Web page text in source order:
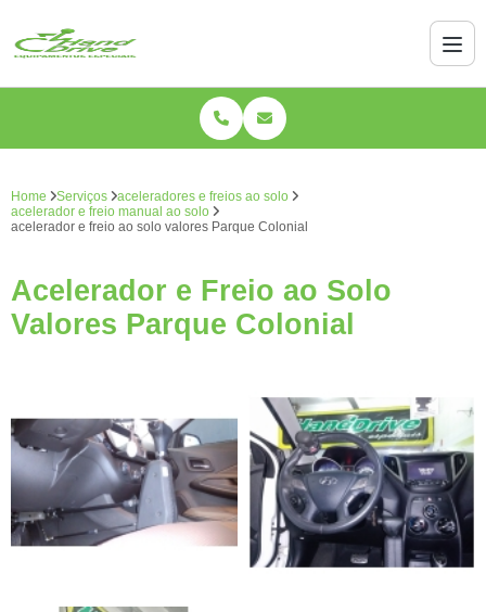
Home Serviços
aceleradores e freios ao solo
acelerador e freio manual ao solo
acelerador e freio ao solo valores Parque Colonial
Acelerador e Freio ao Solo
Valores Parque Colonial